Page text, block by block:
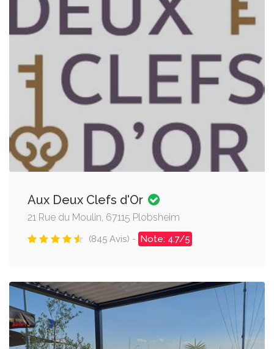
Aux Deux Clefs d'Or
21 Rue du Moulin, 67115 Plobsheim
(845 Avis) - Note: 4.7/5